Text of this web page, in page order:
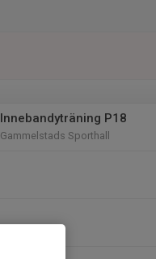
Innebandyträning P18
Gammelstads Sporthall